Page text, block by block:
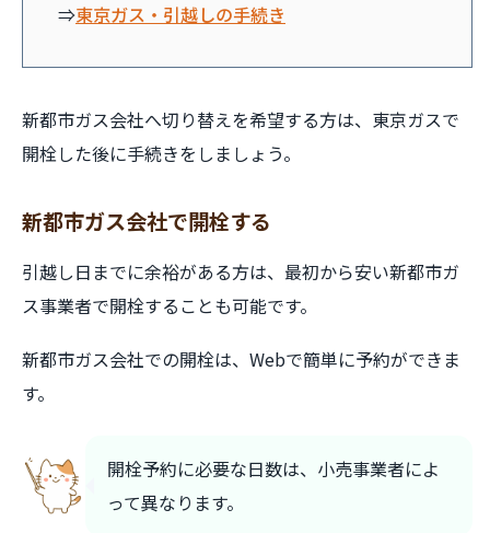
⇒東京ガス・引越しの手続き
新都市ガス会社へ切り替えを希望する方は、東京ガスで
開栓した後に手続きをしましょう。
新都市ガス会社で開栓する
引越し日までに余裕がある方は、最初から安い新都市ガ
ス事業者で開栓することも可能です。
新都市ガス会社での開栓は、Webで簡単に予約ができま
す。
開栓予約に必要な日数は、小売事業者によ
って異なります。